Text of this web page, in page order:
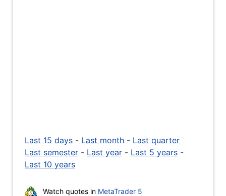
Last 15 days - Last month - Last quarter
Last semester - Last year - Last 5 years -
Last 10 years
Watch quotes in MetaTrader 5